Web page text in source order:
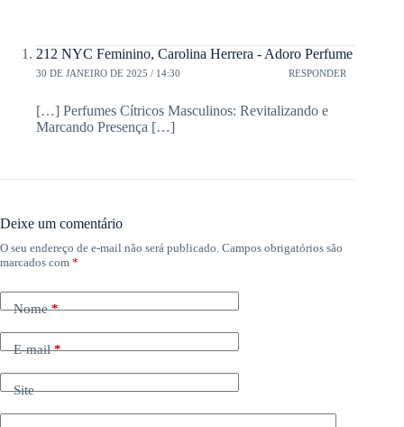
212 NYC Feminino, Carolina Herrera - Adoro Perfume
30 DE JANEIRO DE 2025 / 14:30 RESPONDER
[…] Perfumes Cítricos Masculinos: Revitalizando e
Marcando Presença […]
Deixe um comentário
O seu endereço de e-mail não será publicado. Campos obrigatórios são
marcados com *
Nome*
E-mail*
Site